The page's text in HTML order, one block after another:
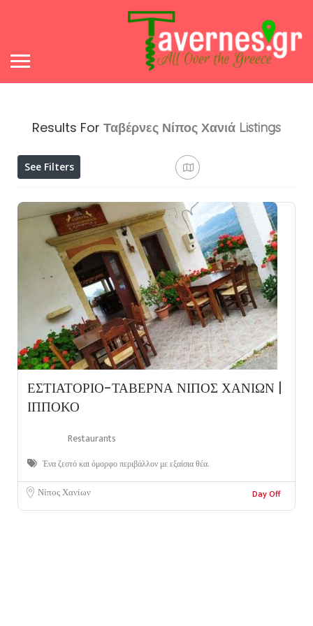
Results For Ταβέρνες Νίπος Χανιά Listings
See Filters
ΕΣΤΙΑΤΟΡΙΟ-ΤΑΒΕΡΝΑ ΝΙΠΟΣ ΧΑΝΙΩΝ |
ΙΠΠΟΚΟ
Restaurants
Ένα ζεστό και όμορφο περιβάλλον με εξαίσια θέα.
Νίπος Χανίων Day Off